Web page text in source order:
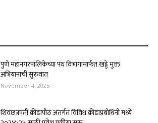
पुणे महानगरपालिकेच्या पथ विभागामार्फत खड्डे मुक्त
अभियानाची सुरुवात
November 4, 2025
शिवछत्रपती क्रीडापीठ अंतर्गत विविध क्रीडाप्रबोधिनी मध्ये